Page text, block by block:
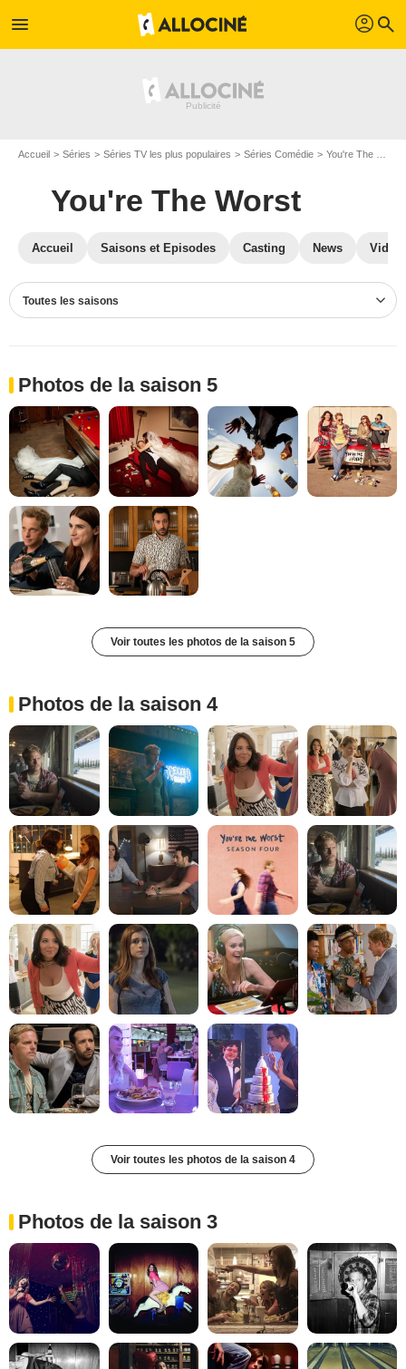
menu profil search
Accueil Séries Séries TV les plus populaires Séries Comédie You're The Worst
You're The Worst
Accueil Saisons et Episodes Casting News
Toutes les saisons
Photos de la saison 5
Voir toutes les photos de la saison 5
Photos de la saison 4
Voir toutes les photos de la saison 4
Photos de la saison 3